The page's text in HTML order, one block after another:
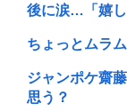
後に涙…「嬉し
ちょっとムラ
ジャンポケ齋
思う？